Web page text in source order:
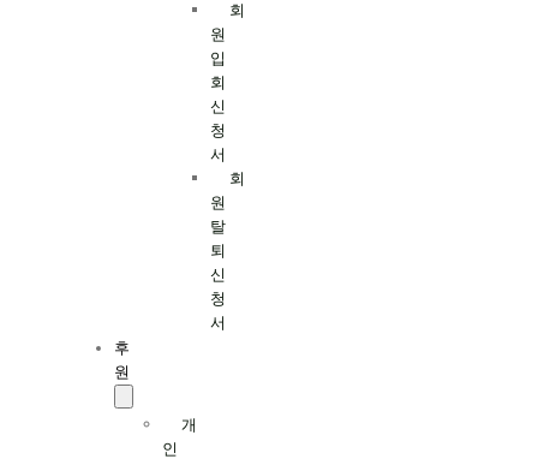
회
원
입
회
신
청
서
회
원
탈
퇴
신
청
서
후
원
개
인